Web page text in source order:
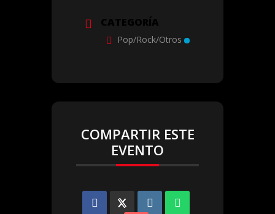
CATEGORÍA
Pop/Rock/Otros
COMPARTIR ESTE
EVENTO